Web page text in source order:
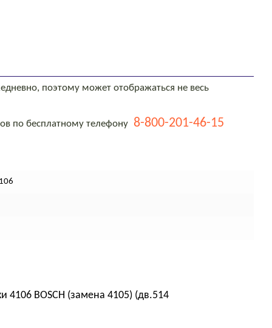
поэтому может отображаться не весь
по бесплатному телефону 8-800-201-46-15
4106 BOSCH (замена 4105) (дв.514